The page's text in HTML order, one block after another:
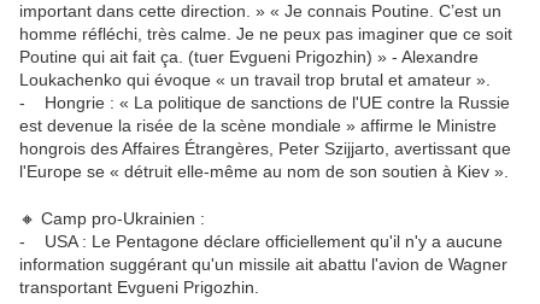
important dans cette direction. » « Je connais Poutine. C’est un
homme réfléchi, très calme. Je ne peux pas imaginer que ce soit
Poutine qui ait fait ça. (tuer Evgueni Prigozhin) » - Alexandre
Loukachenko qui évoque « un travail trop brutal et amateur ».
- Hongrie : « La politique de sanctions de l'UE contre la Russie
est devenue la risée de la scène mondiale » affirme le Ministre
hongrois des Affaires Étrangères, Peter Szijjarto, avertissant que
l'Europe se « détruit elle-même au nom de son soutien à Kiev ».
🔸 Camp pro-Ukrainien :
- USA : Le Pentagone déclare officiellement qu'il n'y a aucune
information suggérant qu'un missile ait abattu l'avion de Wagner
transportant Evgueni Prigozhin.